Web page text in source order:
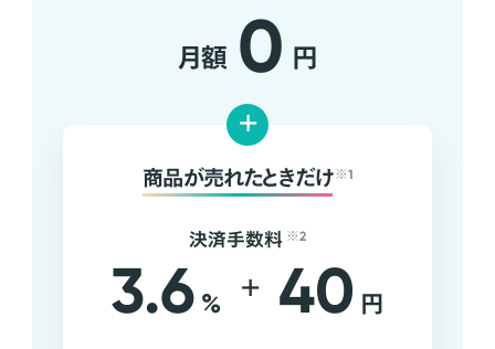
月額 0 円
+
商品が売れたときだけ ※1
決済手数料 ※2
3.6 % + 40 円